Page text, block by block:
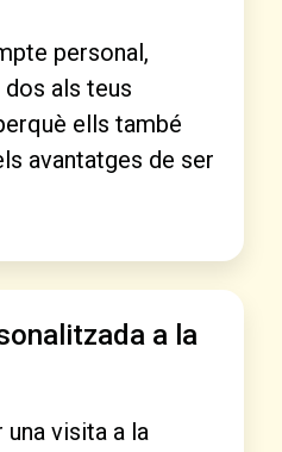
personal,
als teus
ells també
avantatges de ser
a la
visita a la